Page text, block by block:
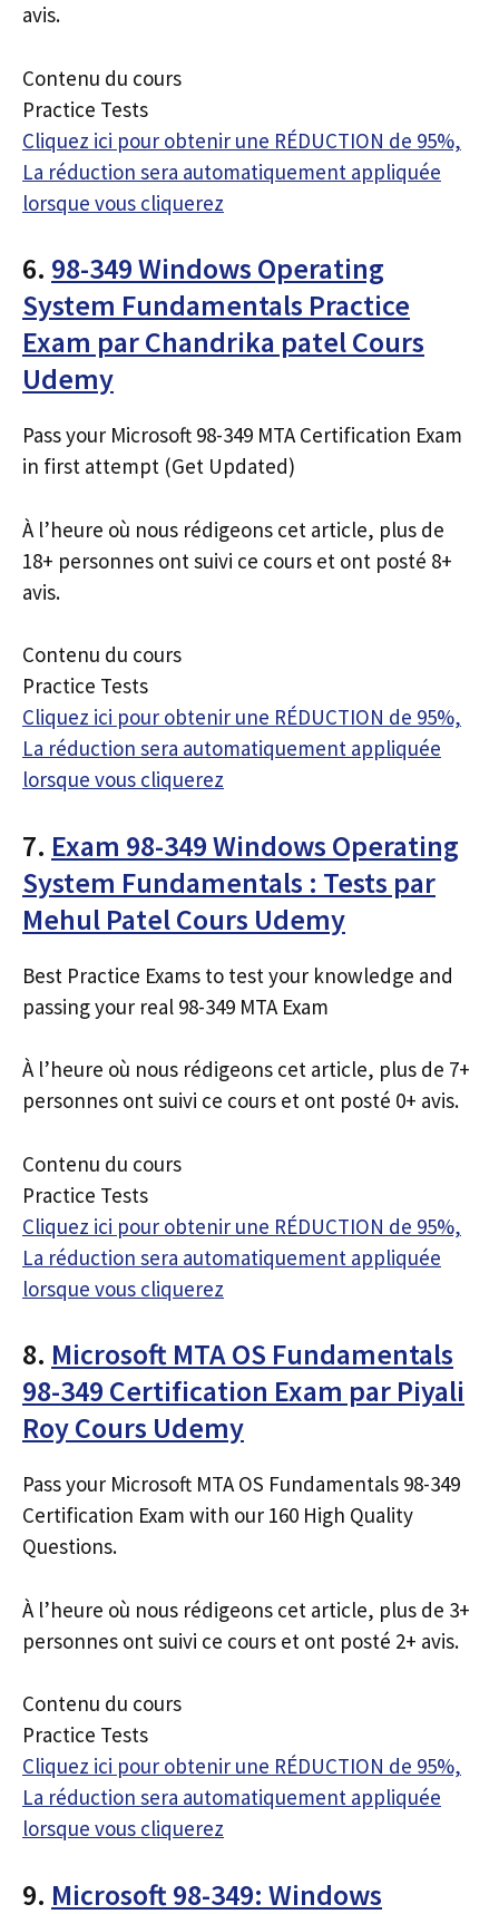
avis.
Contenu du cours
Practice Tests
Cliquez ici pour obtenir une RÉDUCTION de 95%,
La réduction sera automatiquement appliquée
lorsque vous cliquerez
6. 98-349 Windows Operating
System Fundamentals Practice
Exam par Chandrika patel Cours
Udemy
Pass your Microsoft 98-349 MTA Certification Exam
in first attempt (Get Updated)
À l’heure où nous rédigeons cet article, plus de
18+ personnes ont suivi ce cours et ont posté 8+
avis.
Contenu du cours
Practice Tests
Cliquez ici pour obtenir une RÉDUCTION de 95%,
La réduction sera automatiquement appliquée
lorsque vous cliquerez
7. Exam 98-349 Windows Operating
System Fundamentals : Tests par
Mehul Patel Cours Udemy
Best Practice Exams to test your knowledge and
passing your real 98-349 MTA Exam
À l’heure où nous rédigeons cet article, plus de 7+
personnes ont suivi ce cours et ont posté 0+ avis.
Contenu du cours
Practice Tests
Cliquez ici pour obtenir une RÉDUCTION de 95%,
La réduction sera automatiquement appliquée
lorsque vous cliquerez
8. Microsoft MTA OS Fundamentals
98-349 Certification Exam par Piyali
Roy Cours Udemy
Pass your Microsoft MTA OS Fundamentals 98-349
Certification Exam with our 160 High Quality
Questions.
À l’heure où nous rédigeons cet article, plus de 3+
personnes ont suivi ce cours et ont posté 2+ avis.
Contenu du cours
Practice Tests
Cliquez ici pour obtenir une RÉDUCTION de 95%,
La réduction sera automatiquement appliquée
lorsque vous cliquerez
9. Microsoft 98-349: Windows